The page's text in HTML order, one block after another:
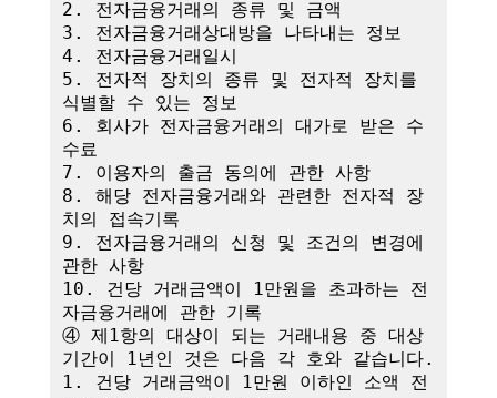
2. 전자금융거래의 종류 및 금액
3. 전자금융거래상대방을 나타내는 정보
4. 전자금융거래일시
5. 전자적 장치의 종류 및 전자적 장치를
식별할 수 있는 정보
6. 회사가 전자금융거래의 대가로 받은 수
수료
7. 이용자의 출금 동의에 관한 사항
8. 해당 전자금융거래와 관련한 전자적 장
치의 접속기록
9. 전자금융거래의 신청 및 조건의 변경에
관한 사항
10. 건당 거래금액이 1만원을 초과하는 전
자금융거래에 관한 기록
④ 제1항의 대상이 되는 거래내용 중 대상
기간이 1년인 것은 다음 각 호와 같습니다.
1. 건당 거래금액이 1만원 이하인 소액 전